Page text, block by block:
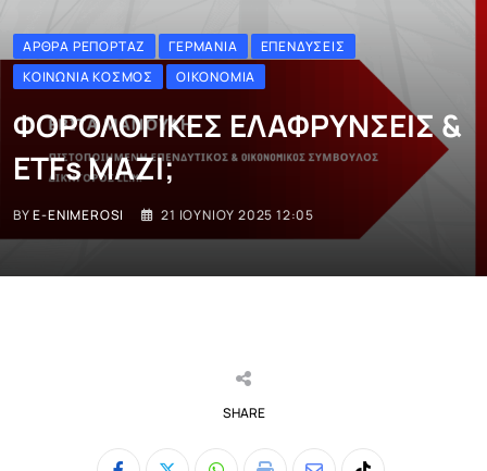
ΆΡΘΡΑ ΡΕΠΟΡΤΆΖ ΓΕΡΜΑΝΊΑ
ΕΠΕΝΔΎΣΕΙΣ
ΚΟΙΝΩΝΊΑ ΚΌΣΜΟΣ
ΟΙΚΟΝΟΜΊΑ
ΦΟΡΟΛΟΓΙΚΕΣ ΕΛΑΦΡΥΝΣΕΙΣ &
ETFs MAZI;
BYE-ENIMEROSI 21 ΙΟΥΝΊΟΥ 2025 12:05
SHARE